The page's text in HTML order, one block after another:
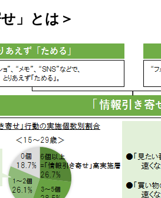
」とは＞